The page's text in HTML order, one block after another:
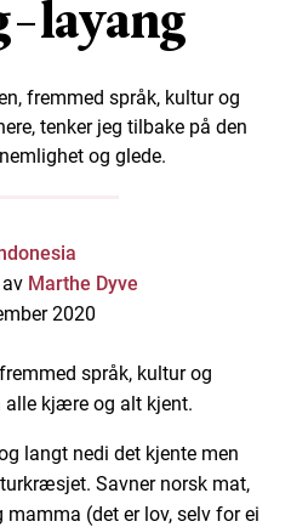
layang
fremmed språk, kultur og
tenker jeg tilbake på den
og glede.
Marthe Dyve
2020
språk, kultur og
alle kjære og alt kjent.
langt nedi det kjente men
Savner norsk mat,
(det er lov, selv for ei